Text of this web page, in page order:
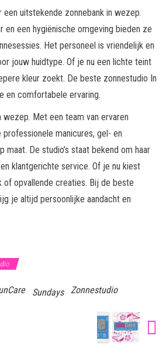
uitstekende zonnebank in wezep.
en een hygiënische omgeving bieden ze
Het personeel is vriendelijk en
jouw huidtype. Of je nu een lichte teint
kleur zoekt. De beste zonnestudio In
en comfortabele ervaring.
Met een team van ervaren
manicures, gel- en
maat. De studio’s staat bekend om haar
klantgerichte service. Of je nu kiest
of opvallende creaties. Bij de beste
je altijd persoonlijke aandacht en
Sundays Zonnestudio